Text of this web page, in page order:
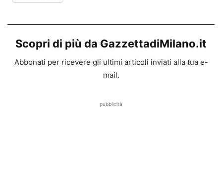
Scopri di più da GazzettadiMilano.it
Abbonati per ricevere gli ultimi articoli inviati alla tua e-
mail.
pubblicità